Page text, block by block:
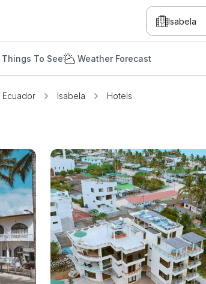
Isabela
Things To See Weather Forecast
Ecuador Isabela Hotels